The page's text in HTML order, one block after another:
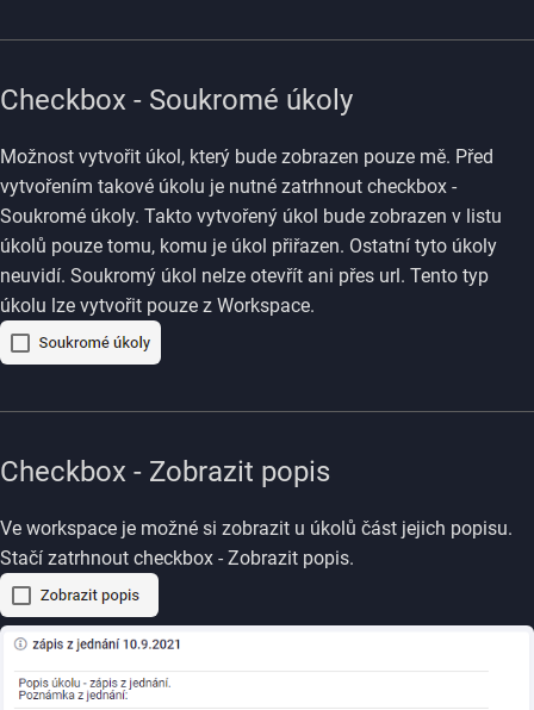
Checkbox - Soukromé úkoly
Možnost vytvořit úkol, který bude zobrazen pouze mě. Před
vytvořením takové úkolu je nutné zatrhnout checkbox -
Soukromé úkoly. Takto vytvořený úkol bude zobrazen v listu
úkolů pouze tomu, komu je úkol přiřazen. Ostatní tyto úkoly
neuvidí. Soukromý úkol nelze otevřít ani přes url. Tento typ
úkolu lze vytvořit pouze z Workspace.
Checkbox - Zobrazit popis
Ve workspace je možné si zobrazit u úkolů část jejich popisu.
Stačí zatrhnout checkbox - Zobrazit popis.